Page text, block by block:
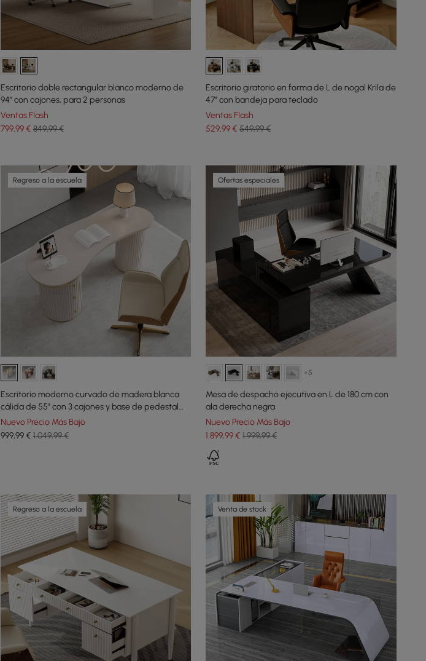
Escritorio doble rectangular blanco moderno de
94" con cajones, para 2 personas
Ventas Flash
799,99€ 849,99 €
Escritorio giratorio en forma de L de nogal Krila de
47" con bandeja para teclado
Ventas Flash
529,99€ 549,99 €
Regreso a la escuela
Escritorio moderno curvado de madera blanca
cálida de 55" con 3 cajones y base de pedestal
doble estriada
Nuevo Precio Más Bajo
999,99€ 1.049,99 €
Ofertas especiales
+5
Mesa de despacho ejecutiva en L de 180 cm con
ala derecha negra
Nuevo Precio Más Bajo
1.899,99€ 1.999,99 €
Regreso a la escuela Venta de stock